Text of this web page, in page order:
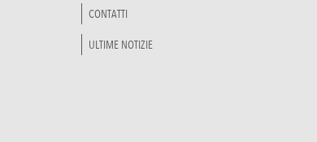
CONTATTI
ULTIME NOTIZIE